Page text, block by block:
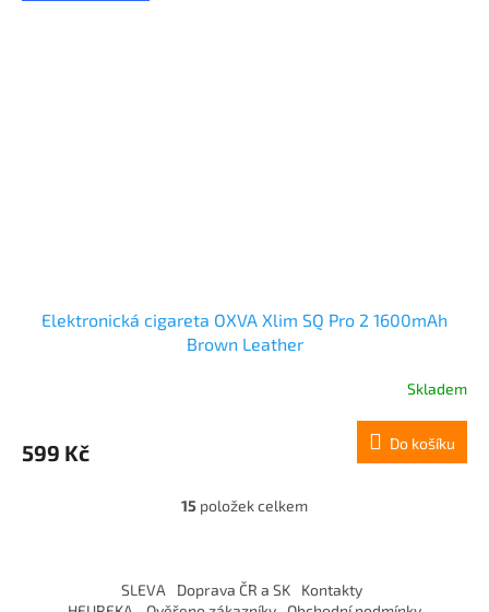
Elektronická cigareta OXVA Xlim SQ Pro 2 1600mAh
Brown Leather
Skladem
599 Kč Do košíku
O
á
d
15 položek celkem
SLEVA Doprava ČR a SK
Kontakty